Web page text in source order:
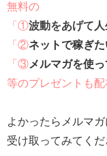
無料の
「①波動をあげて
「②ネットで稼ぎ
「③メルマガを使
等のプレゼントも配
よかったらメルマ
受け取ってみてくだ